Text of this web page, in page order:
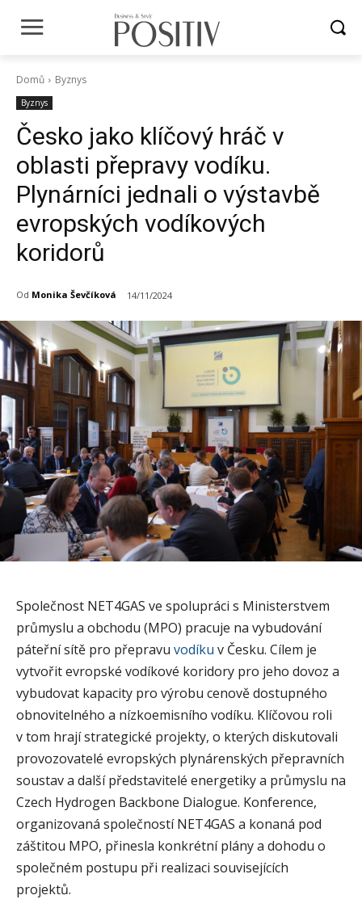
Domů Byznys
Byznys
Česko jako klíčový hráč v
oblasti přepravy vodíku.
Plynárníci jednali o výstavbě
evropských vodíkových
koridorů
Od Monika Ševčíková 14/11/2024
Společnost NET4GAS ve spolupráci s Ministerstvem
průmyslu a obchodu (MPO) pracuje na vybudování
páteřní sítě pro přepravu vodíku v Česku. Cílem je
vytvořit evropské vodíkové koridory pro jeho dovoz a
vybudovat kapacity pro výrobu cenově dostupného
obnovitelného a nízkoemisního vodíku. Klíčovou roli
v tom hrají strategické projekty, o kterých diskutovali
provozovatelé evropských plynárenských přepravních
soustav a další představitelé energetiky a průmyslu na
Czech Hydrogen Backbone Dialogue. Konference,
organizovaná společností NET4GAS a konaná pod
záštitou MPO, přinesla konkrétní plány a dohodu o
společném postupu při realizaci souvisejících
projektů.